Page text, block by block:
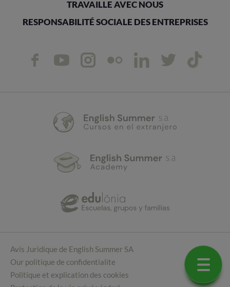
TRAVAILLE AVEC NOUS
RESPONSABILITÉ SOCIALE DES ENTREPRISES
Avis Juridique de English Summer SA
Our politique de confidentialite
Politique et explication des cookies